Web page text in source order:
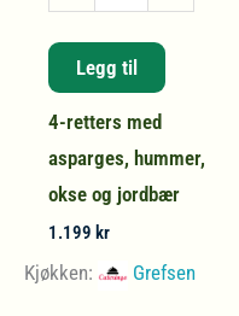
retters
med
asparges,
hummer,
okse
og
jordbær
antall
Legg til
4-retters med
asparges, hummer,
okse og jordbær
1.199 kr
Kjøkken: Grefsen